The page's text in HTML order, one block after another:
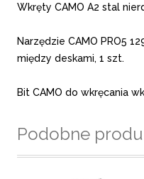
Wkręty CAMO A2 stal
Narzędzie CAMO PRO5
między deskami, 1 szt.
Bit CAMO do wkręcania
Podobne